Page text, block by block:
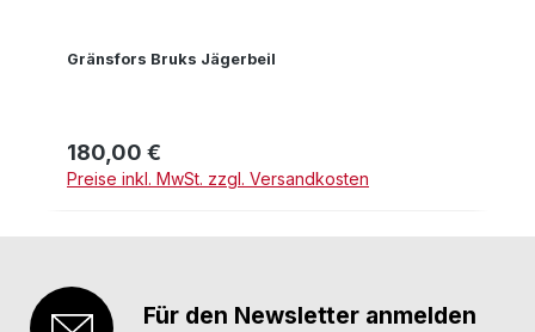
Gränsfors Bruks Jägerbeil
Regulärer Preis:
180,00 €
Preise inkl. MwSt. zzgl. Versandkosten
Für den Newsletter anmelden